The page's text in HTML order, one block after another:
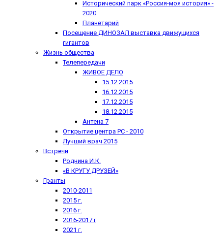
Исторический парк «Россия-моя история» -
2020
Планетарий
Посещение ДИНОЗАЛ выставка движущихся
гигантов
Жизнь общества
Телепередачи
ЖИВОЕ ДЕЛО
15.12.2015
16.12.2015
17.12.2015
18.12.2015
Антена 7
Открытие центра РС - 2010
Лучший врач 2015
Встречи
Роднина И.К.
«В КРУГУ ДРУЗЕЙ»
Гранты
2010-2011
2015 г.
2016 г.
2016-2017 г
2021 г.